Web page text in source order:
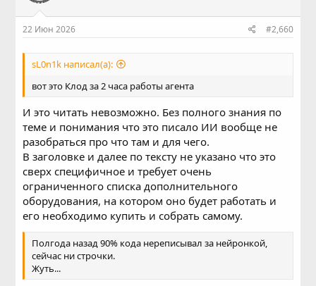
22 Июн 2026 #2,660
sL0n1k написал(а):
вот это Клод за 2 часа работы агента
И это читать невозможно. Без полного знания по
теме и понимания что это писало ИИ вообще не
разобраться про что там и для чего.
В заголовке и далее по тексту не указано что это
сверх специфичное и требует очень
ограниченного списка дополнительного
оборудования, на котором оно будет работать и
его необходимо купить и собрать самому.
Полгода назад 90% кода нереписывал за нейронкой,
сейчас ни строчки.
Жуть...